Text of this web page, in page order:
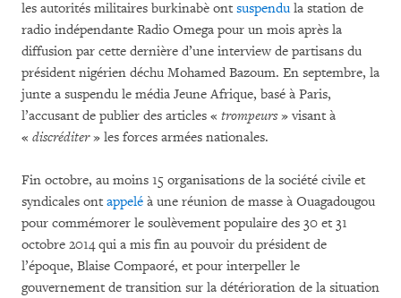
les autorités militaires burkinabè ont suspendula station de
radio indépendante Radio Omega pour un mois après la
diffusion par cette dernière d’une interview de partisans du
président nigérien déchu Mohamed Bazoum. En septembre, la
junte a suspendu le média Jeune Afrique, basé à Paris,
l’accusant de publier des articles « trompeurs» visant à
« discréditer» les forces armées nationales.
Fin octobre, au moins 15 organisations de la société civile et
syndicales ont appelé à une réunion de masse à Ouagadougou
pour commémorer le soulèvement populaire des 30 et 31
octobre 2014 qui a mis fin au pouvoir du président de
l’époque, Blaise Compaoré, et pour interpeller le
gouvernement de transition sur la détérioration de la situation